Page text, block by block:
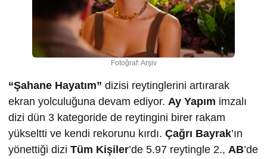
Fotoğraf: Arşiv
“Şahane Hayatım” dizisi reytinglerini artırarak
ekran yolculuğuna devam ediyor. Ay Yapım imzalı
dizi dün 3 kategoride de reytingini birer rakam
yükseltti ve kendi rekorunu kırdı. Çağrı Bayrak’ın
yönettiği dizi Tüm Kişiler’de 5.97 reytingle 2., AB’de